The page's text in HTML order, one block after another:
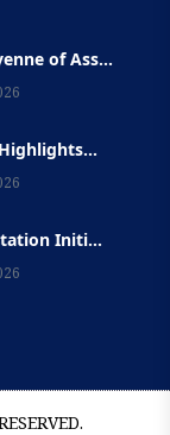
of Ass...
Initi...